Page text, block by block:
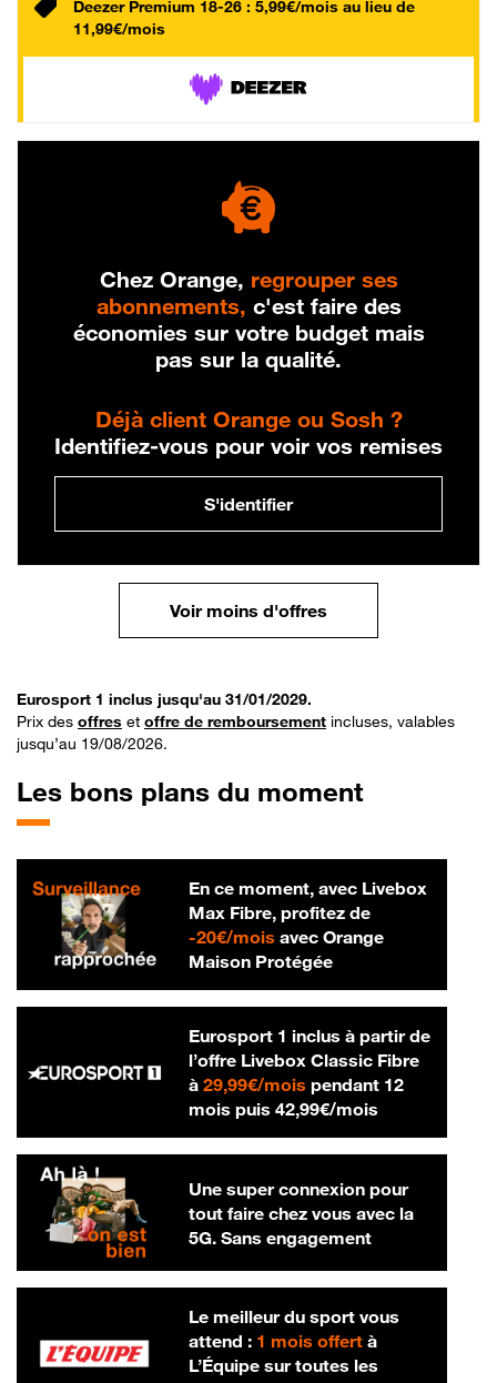
Deezer Premium 18-26 : 5,99€/mois au lieu de
11,99€/mois
Chez Orange, regrouper ses
abonnements, c'est faire des
économies sur votre budget mais
pas sur la qualité.
Déjà client Orange ou Sosh ?
Identifiez-vous pour voir vos remises
S'identifier
Voir moins d'offres
Eurosport 1 inclus jusqu'au 31/01/2029.
Prix des offres et offre de remboursement incluses, valables
jusqu’au 19/08/2026.
Les bons plans du moment
En ce moment, avec Livebox
Max Fibre, profitez de
-20€/mois20 € par mois
avec Orange
Maison Protégée
Eurosport 1 inclus à partir de
l’offre Livebox Classic Fibre
à 29,99€/mois29,99 € par mois
pendant 12
mois puis 42,99€/mois42,99 € par
Une super connexion pour
tout faire chez vous avec la
5G. Sans engagement
Le meilleur du sport vous
attend : 1 mois offertà
L’Équipe sur toutes les